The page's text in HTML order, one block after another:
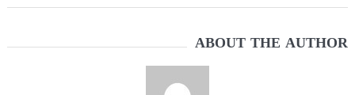
ABOUT THE AUTHOR